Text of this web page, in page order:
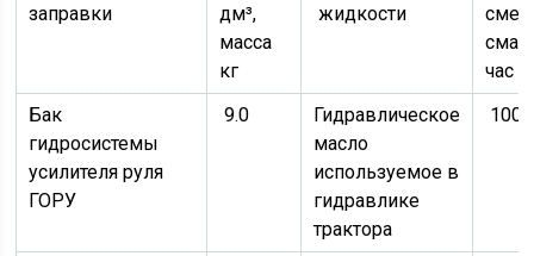
заправки
дм³,
масса
кг
жидкости
час
Бак
гидросистемы
усилителя руля
ГОРУ
9.0
Гидравлическое
масло
используемое в
гидравлике
трактора
1000